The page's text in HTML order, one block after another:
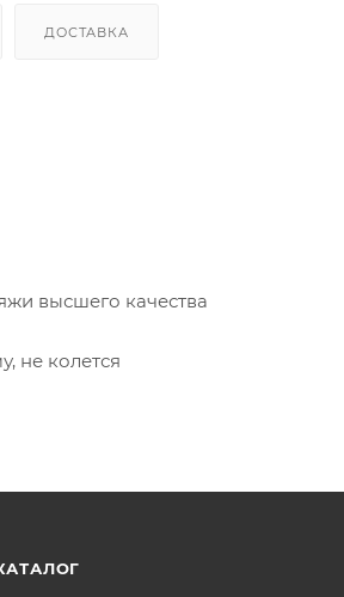
ДОСТАВКА
высшего качества
не колется